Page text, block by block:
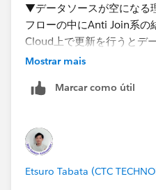
▼データソースが空になる
フローの中にAnti Join系の
Cloud上で更新を行うとデ
https://docs.google.com/
de=id.g33b34588a39_0_22
Mostrar mais
Marcar como útil
Etsuro Tabata (CTC